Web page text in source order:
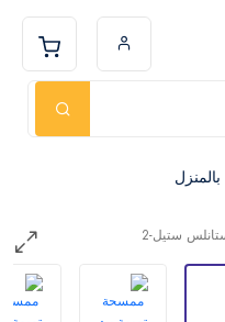
بالمنزل